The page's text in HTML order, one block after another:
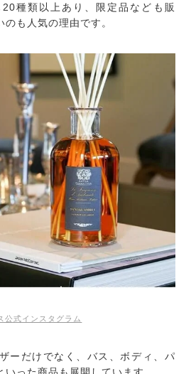
種類以上あり、限定品なども販
も人気の理由です。
公式インスタグラム
ーだけでなく、バス、ボディ、パ